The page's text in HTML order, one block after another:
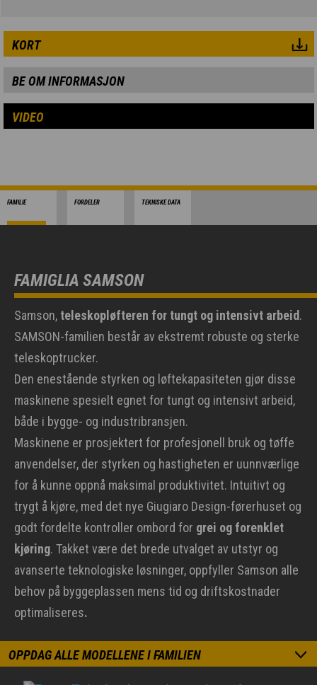
KORT
BE OM INFORMASJON
VIDEO
FAMILIE FORDELER TEKNISKE DATA
FAMIGLIA SAMSON
Samson, teleskopløfteren for tungt og intensivt arbeid.
SAMSON-familien består av ekstremt robuste og sterke
teleskoptrucker.
Den enestående styrken og løftekapasiteten gjør disse
maskinene spesielt egnet for tungt og intensivt arbeid,
både i bygge- og industribransjen.
Maskinene er prosjektert for profesjonell bruk og tøffe
anvendelser, der styrken og hastigheten er uunnværlige
for å kunne oppnå maksimal produktivitet. Intuitivt og
trygt å kjøre, med det nye Giugiaro Design-førerhuset og
godt fordelte kontroller ombord for grei og forenklet
kjøring. Takket være det brede utvalget av utstyr og
avanserte teknologiske løsninger, oppfyller Samson alle
behov på byggeplassen mens tid og driftskostnader
optimaliseres.
OPPDAG ALLE MODELLENE I FAMILIEN